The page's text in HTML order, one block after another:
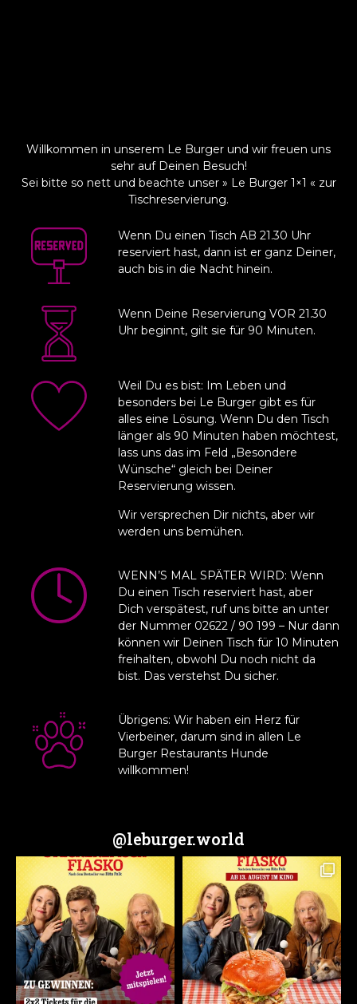
Willkommen in unserem Le Burger und wir freuen uns
sehr auf Deinen Besuch!
Sei bitte so nett und beachte unser » Le Burger 1×1 « zur
Tischreservierung.
Wenn Du einen Tisch AB 21.30 Uhr
reserviert hast, dann ist er ganz Deiner,
auch bis in die Nacht hinein.
Wenn Deine Reservierung VOR 21.30
Uhr beginnt, gilt sie für 90 Minuten.
Weil Du es bist: Im Leben und
besonders bei Le Burger gibt es für
alles eine Lösung. Wenn Du den Tisch
länger als 90 Minuten haben möchtest,
lass uns das im Feld „Besondere
Wünsche“ gleich bei Deiner
Reservierung wissen.
Wir versprechen Dir nichts, aber wir
werden uns bemühen.
WENN’S MAL SPÄTER WIRD: Wenn
Du einen Tisch reserviert hast, aber
Dich verspätest, ruf uns bitte an unter
der Nummer 02622 / 90 199 – Nur dann
können wir Deinen Tisch für 10 Minuten
freihalten, obwohl Du noch nicht da
bist. Das verstehst Du sicher.
Übrigens: Wir haben ein Herz für
Vierbeiner, darum sind in allen Le
Burger Restaurants Hunde
willkommen!
@leburger.world